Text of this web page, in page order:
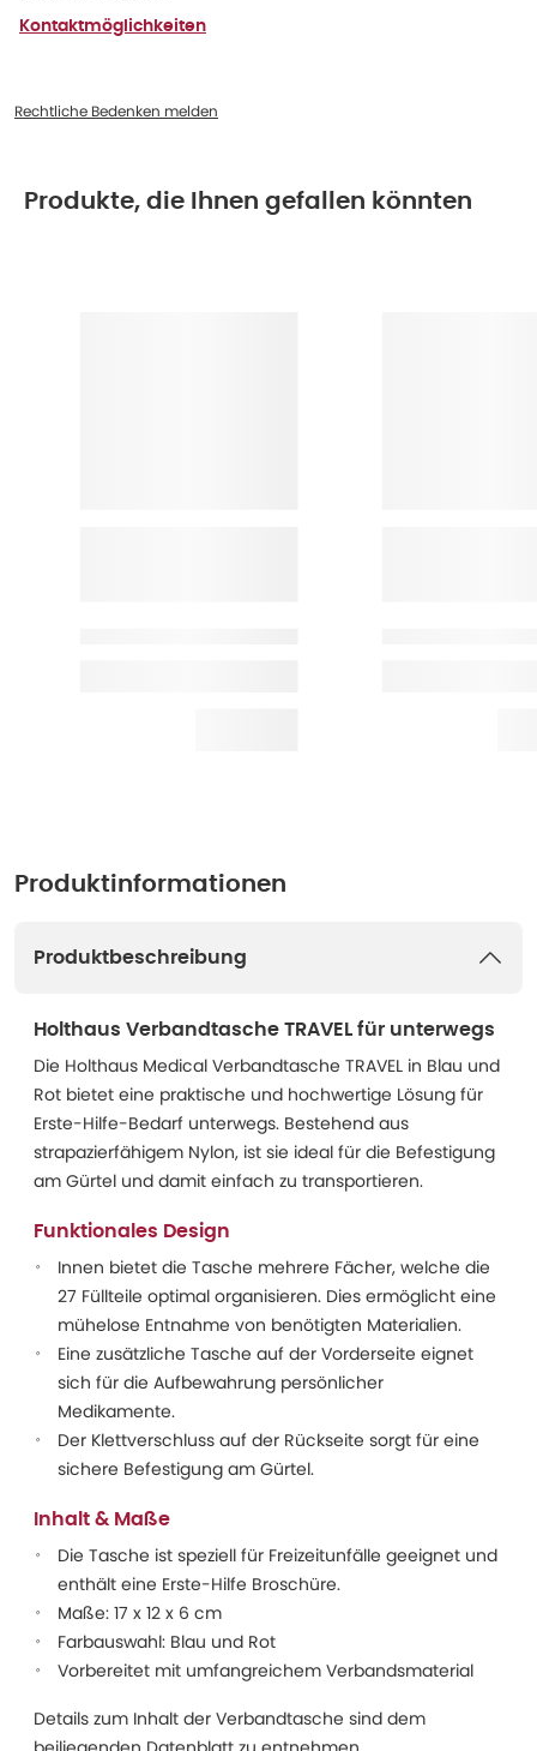
Kontaktmöglichkeiten
Rechtliche Bedenken melden
Produkte, die Ihnen gefallen könnten
Produktinformationen
Produktbeschreibung
Holthaus Verbandtasche TRAVEL für unterwegs
Die Holthaus Medical Verbandtasche TRAVEL in Blau und
Rot bietet eine praktische und hochwertige Lösung für
Erste-Hilfe-Bedarf unterwegs. Bestehend aus
strapazierfähigem Nylon, ist sie ideal für die Befestigung
am Gürtel und damit einfach zu transportieren.
Funktionales Design
Innen bietet die Tasche mehrere Fächer, welche die
27 Füllteile optimal organisieren. Dies ermöglicht eine
mühelose Entnahme von benötigten Materialien.
Eine zusätzliche Tasche auf der Vorderseite eignet
sich für die Aufbewahrung persönlicher
Medikamente.
Der Klettverschluss auf der Rückseite sorgt für eine
sichere Befestigung am Gürtel.
Inhalt & Maße
Die Tasche ist speziell für Freizeitunfälle geeignet und
enthält eine Erste-Hilfe Broschüre.
Maße: 17 x 12 x 6 cm
Farbauswahl: Blau und Rot
Vorbereitet mit umfangreichem Verbandsmaterial
Details zum Inhalt der Verbandtasche sind dem